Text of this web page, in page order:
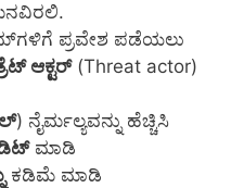
ಪ್ರವೇಶ ಪಡೆಯಲು
ಆಕ್ಟರ್(Threat actor)
) ನೈರ್ಮಲ್ಯವನ್ನು ಹೆಚ್ಚಿಸಿ
ಮಾಡಿ
ಕಡಿಮೆ ಮಾಡಿ